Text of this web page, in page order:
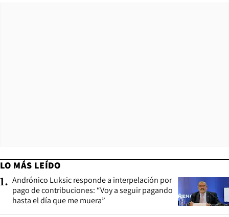
LO MÁS LEÍDO
1. Andrónico Luksic responde a interpelación por
pago de contribuciones: “Voy a seguir pagando
hasta el día que me muera”